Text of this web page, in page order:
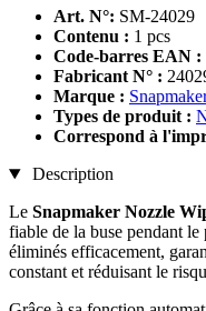
Art. N°: SM-24029
Contenu : 1 pcs
Code-barres EAN :
Fabricant N° :
Marque :
Types de produit :
Correspond à
Description
Le Snapmaker Nozzle
fiable de la buse pendant le
éliminés efficacement,
constant et réduisant le